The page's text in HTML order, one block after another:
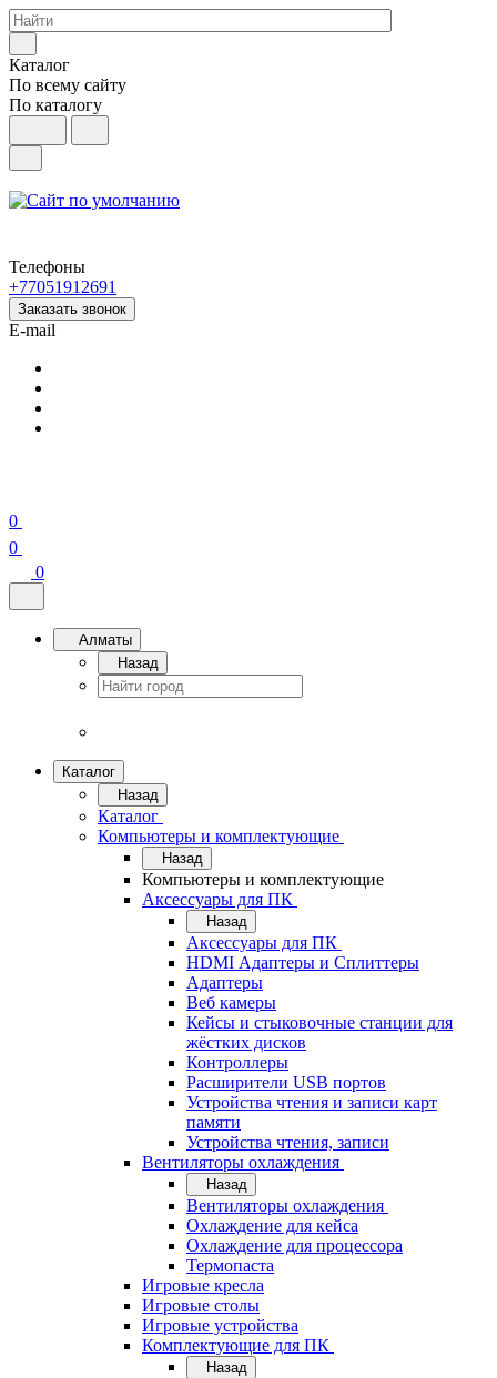
Каталог
По всему сайту
По каталогу
Телефоны
+77051912691
Заказать звонок
E-mail
0
0
0
Алматы
Назад
Каталог
Назад
Каталог
Компьютеры и комплектующие
Назад
Компьютеры и комплектующие
Аксессуары для ПК
Назад
Аксессуары для ПК
HDMI Адаптеры и Сплиттеры
Адаптеры
Веб камеры
Кейсы и стыковочные станции для
жёстких дисков
Контроллеры
Расширители USB портов
Устройства чтения и записи карт
памяти
Устройства чтения, записи
Вентиляторы охлаждения
Назад
Вентиляторы охлаждения
Охлаждение для кейса
Охлаждение для процессора
Термопаста
Игровые кресла
Игровые столы
Игровые устройства
Комплектующие для ПК
Назад